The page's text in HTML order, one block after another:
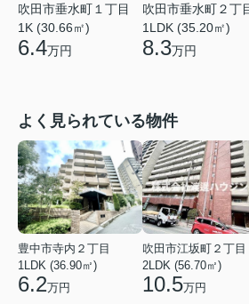
吹田市垂水町１丁目
1K (30.66㎡)
6.4万円
吹田市垂水町２丁
1LDK (35.20㎡)
8.3万円
よく見られている物件
豊中市寺内２丁目
1LDK (36.90㎡)
6.2万円
吹田市江坂町２丁目
2LDK (56.70㎡)
10.5万円